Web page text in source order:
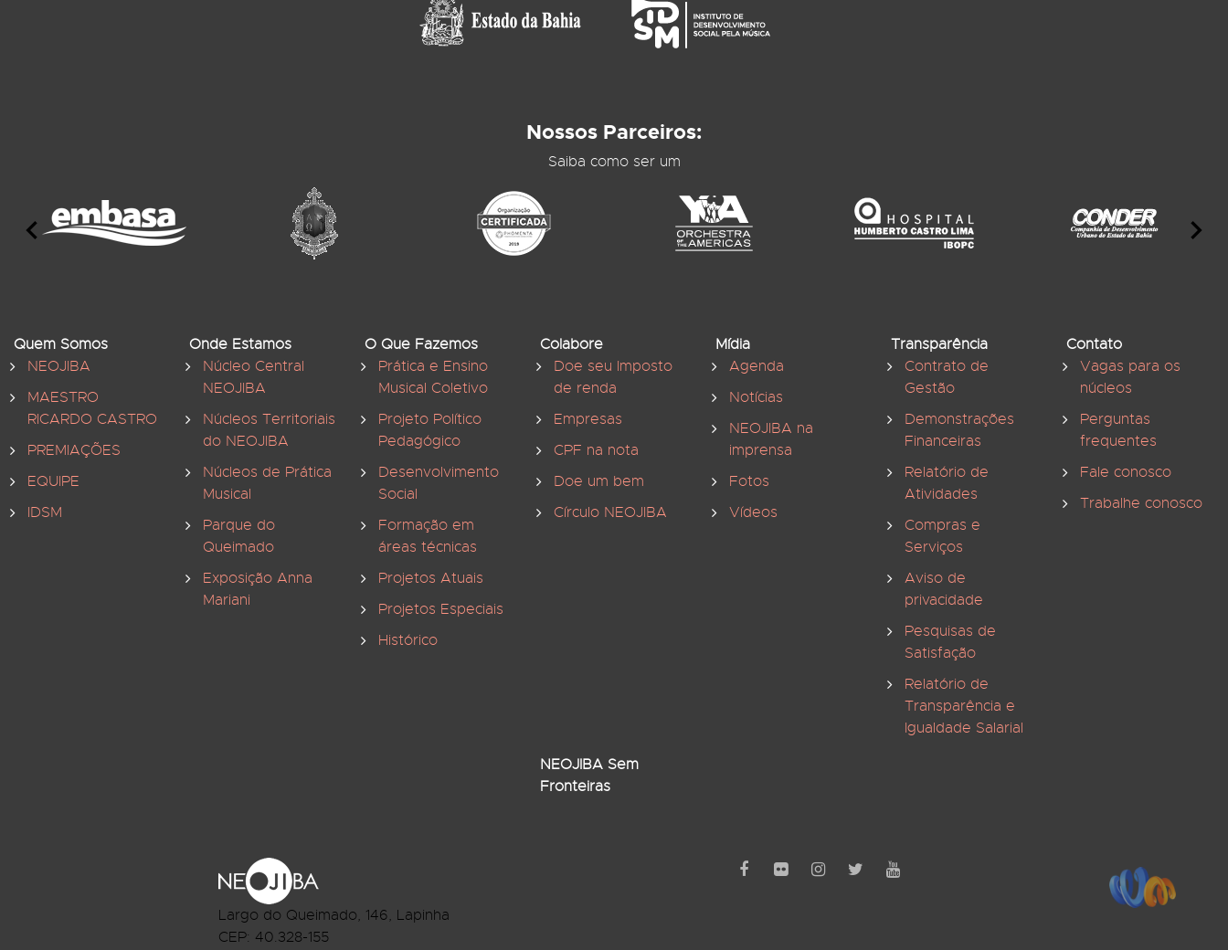
Nossos Parceiros:
Saiba como ser um
Quem Somos
NEOJIBA
MAESTRO
RICARDO CASTRO
PREMIAÇÕES
EQUIPE
IDSM
Onde Estamos
Núcleo Central
NEOJIBA
Núcleos Territoriais
do NEOJIBA
Núcleos de Prática
Musical
Parque do
Queimado
Exposição Anna
Mariani
O Que Fazemos
Prática e Ensino
Musical Coletivo
Projeto Político
Pedagógico
Desenvolvimento
Social
Formação em
áreas técnicas
Projetos Atuais
Projetos Especiais
Histórico
Colabore
Doe seu Imposto
de renda
Empresas
CPF na nota
Doe um bem
Círculo NEOJIBA
Mídia
Agenda
Notícias
NEOJIBA na
imprensa
Fotos
Vídeos
Transparência
Contrato de
Gestão
Demonstrações
Financeiras
Relatório de
Atividades
Compras e
Serviços
Aviso de
privacidade
Pesquisas de
Satisfação
Relatório de
Transparência e
Igualdade Salarial
Contato
Vagas para os
núcleos
Perguntas
frequentes
Fale conosco
Trabalhe conosco
NEOJIBA Sem
Fronteiras
Largo do Queimado, 146, Lapinha
CEP: 40.328-155